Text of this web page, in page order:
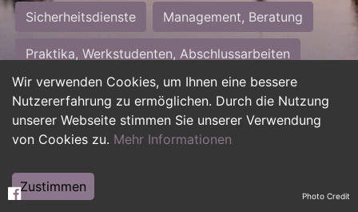
Wir verwenden Cookies, um Ihnen eine bessere
Nutzererfahrung zu ermöglichen. Durch die Nutzung
unserer Webseite stimmen Sie unserer Verwendung
von Cookies zu. Mehr Informationen
Zustimmen
Sicherheitsdienste Management, Beratung
Praktika, Werkstudenten, Abschlussarbeiten
Personalwesen Assistenz, Sekretariat
Hilfskräfte, Aushilfs- und Nebenjobs
Weiterbildung, Studium, duale Ausbildung Photo Credit